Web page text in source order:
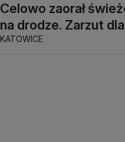
Celowo zaorał
na drodze. Zarzut
KATOWICE